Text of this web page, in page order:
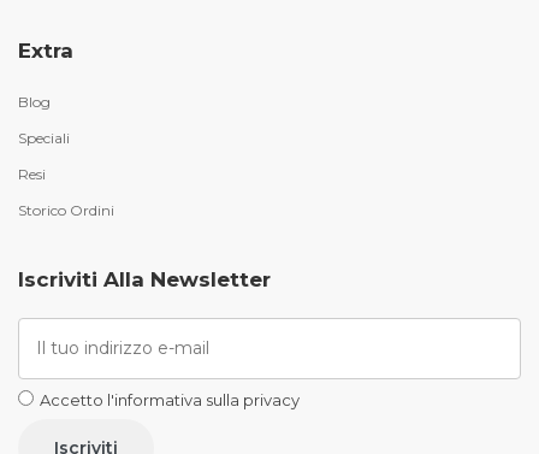
Extra
Blog
Speciali
Resi
Storico Ordini
Iscriviti Alla Newsletter
Accetto l'informativa sulla privacy